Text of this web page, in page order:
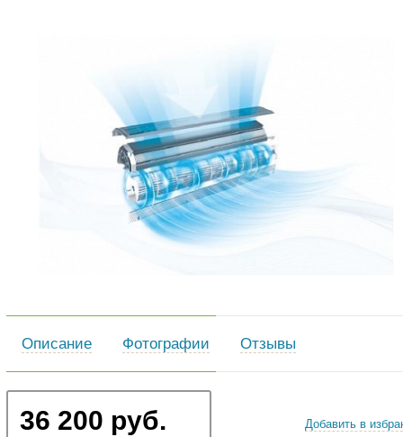
Описание Фотографии Отзывы
36 200 руб.
Добавить в